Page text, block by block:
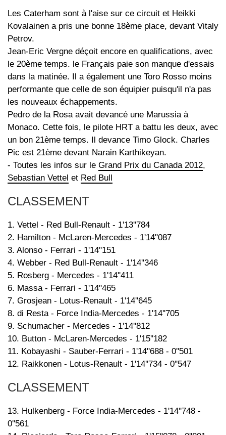
Les Caterham sont à l'aise sur ce circuit et Heikki
Kovalainen a pris une bonne 18ème place, devant Vitaly
Petrov.
Jean-Eric Vergne déçoit encore en qualifications, avec
le 20ème temps. le Français paie son manque d'essais
dans la matinée. Il a également une Toro Rosso moins
performante que celle de son équipier puisqu'il n'a pas
les nouveaux échappements.
Pedro de la Rosa avait devancé une Marussia à
Monaco. Cette fois, le pilote HRT a battu les deux, avec
un bon 21ème temps. Il devance Timo Glock. Charles
Pic est 21ème devant Narain Karthikeyan.
- Toutes les infos sur le Grand Prix du Canada 2012,
Sebastian Vettel et Red Bull
CLASSEMENT
1. Vettel - Red Bull-Renault - 1'13''784
2. Hamilton - McLaren-Mercedes - 1'14''087
3. Alonso - Ferrari - 1'14''151
4. Webber - Red Bull-Renault - 1'14''346
5. Rosberg - Mercedes - 1'14''411
6. Massa - Ferrari - 1'14''465
7. Grosjean - Lotus-Renault - 1'14''645
8. di Resta - Force India-Mercedes - 1'14''705
9. Schumacher - Mercedes - 1'14''812
10. Button - McLaren-Mercedes - 1'15''182
11. Kobayashi - Sauber-Ferrari - 1'14''688 - 0''501
12. Raikkonen - Lotus-Renault - 1'14''734 - 0''547
CLASSEMENT
13. Hulkenberg - Force India-Mercedes - 1'14''748 -
0''561